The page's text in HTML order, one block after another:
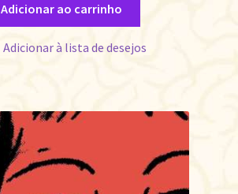
Adicionar ao carrinho
Adicionar à lista de desejos